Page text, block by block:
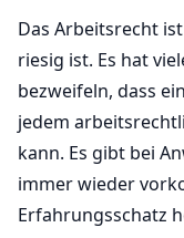
Das Arbeitsrecht
riesig ist. Es hat
bezweifeln, dass
jedem
kann. Es gibt bei
immer wieder
Erfahrungsschatz